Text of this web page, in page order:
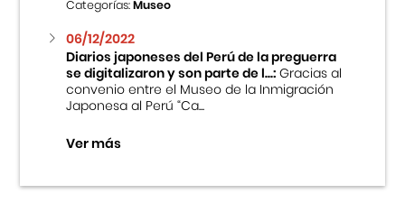
Categorías:Museo
06/12/2022
Diarios japoneses del Perú de la preguerra
se digitalizaron y son parte de l...:Gracias al
convenio entre el Museo de la Inmigración
Japonesa al Perú “Ca...
Ver más